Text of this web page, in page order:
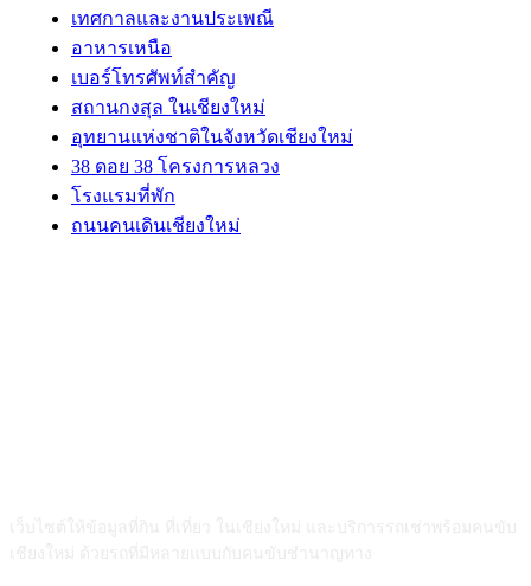
เทศกาลและงานประเพณี
อาหารเหนือ
เบอร์โทรศัพท์สำคัญ
สถานกงสุล ในเชียงใหม่
อุทยานแห่งชาติในจังหวัดเชียงใหม่
38 ดอย 38 โครงการหลวง
โรงแรมที่พัก
ถนนคนเดินเชียงใหม่